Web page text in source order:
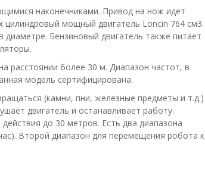
наконечниками. Привод на нож идет
цилиндровый мощный двигатель Loncin 764 см3.
Бензиновый двигатель также питает
расстоянии более 30 м. Диапазон частот, в
модель сертифицирована.
(камни, пни, железные предметы и т.д.)
двигатель и останавливает работу.
до 30 метров. Есть два диапазона
Второй диапазон для перемещения робота к